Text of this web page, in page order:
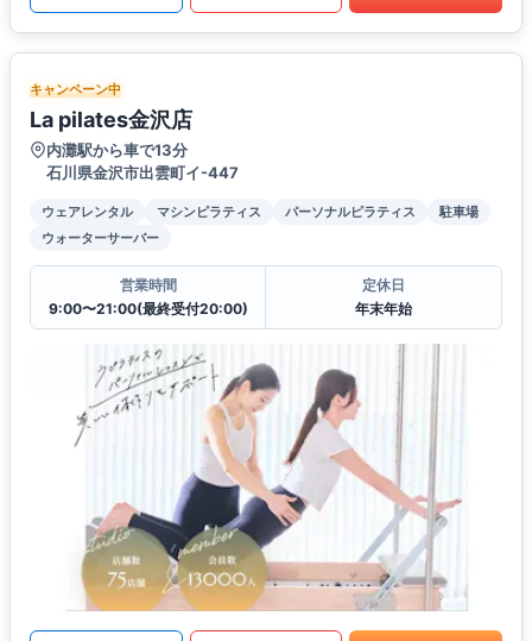
キャンペーン中
La pilates金沢店
内灘駅から車で13分
石川県金沢市出雲町イ-447
ウェアレンタル マシンピラティス パーソナルピラティス
駐車場
ウォーターサーバー
営業時間
9:00〜21:00(最終受付20:00)
定休日
年末年始